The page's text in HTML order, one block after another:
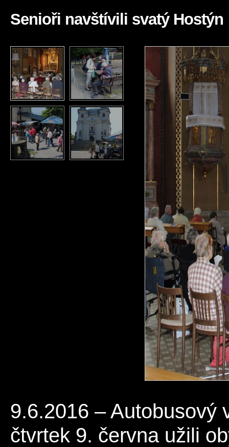
Senioři navštívili svatý Hostýn
9.6.2016 – Autobusový
čtvrtek 9. června užili